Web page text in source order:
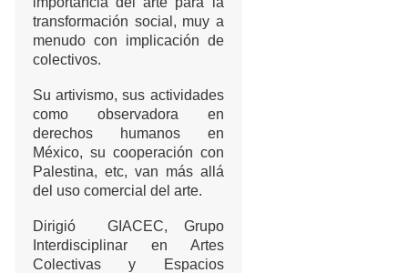
transformación social, muy a
menudo con implicación de
colectivos.
Su artivismo, sus actividades
como observadora en
derechos humanos en
México, su cooperación con
Palestina, etc, van más allá
del uso comercial del arte.
Dirigió GIACEC, Grupo
Interdisciplinar en Artes
Colectivas y Espacios